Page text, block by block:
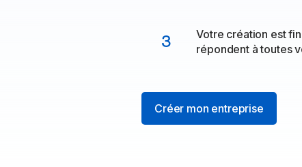
3
Votre création est
répondent à toutes
Créer mon entreprise